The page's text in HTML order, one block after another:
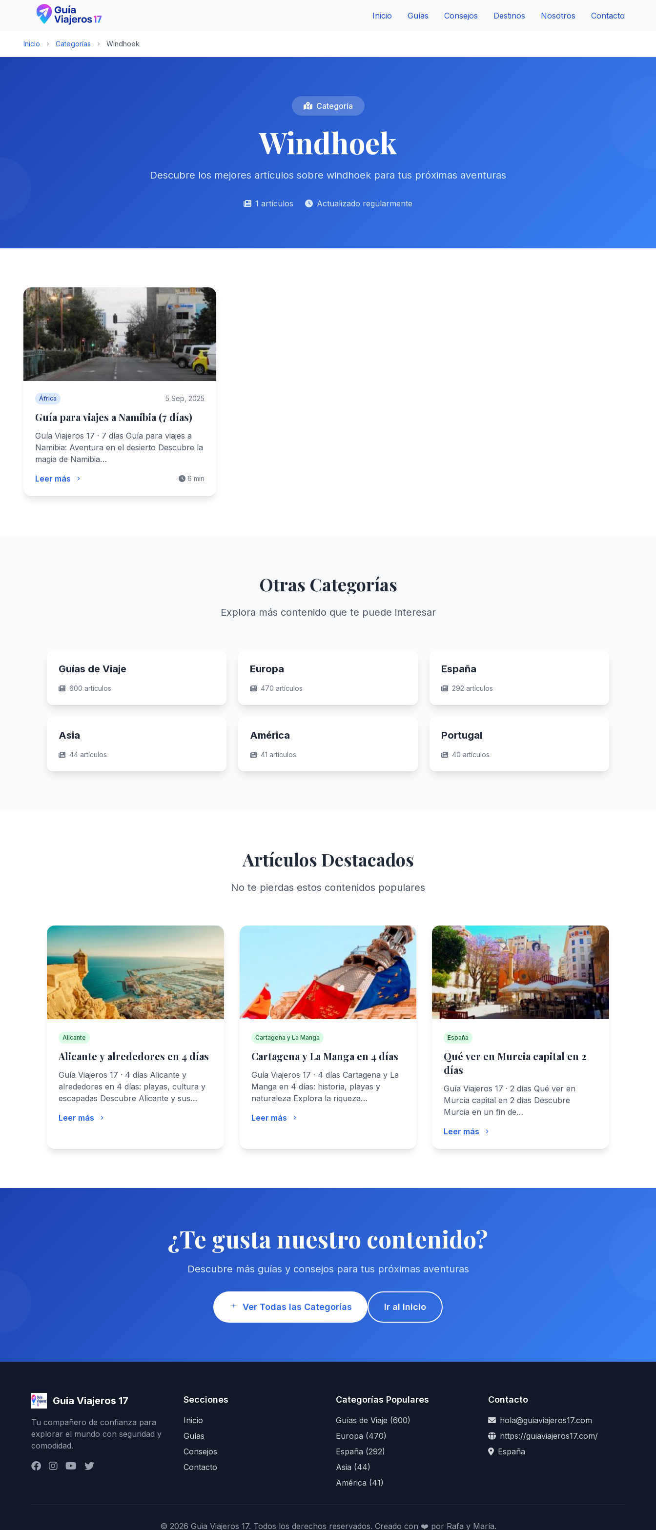
Inicio Guías Consejos Destinos Nosotros Contacto
Inicio Categorías Windhoek
Categoría
Windhoek
Descubre los mejores artículos sobre windhoek para tus próximas aventuras
1 artículos Actualizado regularmente
África 5 Sep, 2025
Guía para viajes a Namibia (7 días)
Guía Viajeros 17 · 7 días Guía para viajes a
Namibia: Aventura en el desierto Descubre la
magia de Namibia…
Leer más
6 min
Otras Categorías
Explora más contenido que te puede interesar
Guías de Viaje
600 artículos
Europa
470 artículos
España
292 artículos
Asia
44 artículos
América
41 artículos
Portugal
40 artículos
Artículos Destacados
No te pierdas estos contenidos populares
Alicante
Alicante y alrededores en 4 días
Guía Viajeros 17 · 4 días Alicante y
alrededores en 4 días: playas, cultura y
escapadas Descubre Alicante y sus…
Leer más
Cartagena y La Manga
Cartagena y La Manga en 4 días
Guía Viajeros 17 · 4 días Cartagena y La
Manga en 4 días: historia, playas y
naturaleza Explora la riqueza…
Leer más
España
Qué ver en Murcia capital en 2
días
Guía Viajeros 17 · 2 días Qué ver en
Murcia capital en 2 días Descubre
Murcia en un fin de…
Leer más
¿Te gusta nuestro contenido?
Descubre más guías y consejos para tus próximas aventuras
Ver Todas las Categorías Ir al Inicio
Guia Viajeros 17
Tu compañero de confianza para
explorar el mundo con seguridad y
comodidad.
Secciones
Inicio
Guías
Consejos
Contacto
Categorías Populares
Guías de Viaje (600)
Europa (470)
España (292)
Asia (44)
América (41)
Contacto
hola@guiaviajeros17.com
https://guiaviajeros17.com/
España
© 2026 Guia Viajeros 17. Todos los derechos reservados. Creado con ❤️ por Rafa y María.